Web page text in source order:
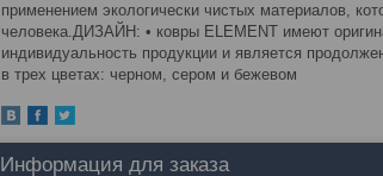
применением экологически чистых материалов,
человека.ДИЗАЙН: • ковры ELEMENT имеют
индивидуальность продукции и является
в трех цветах: черном, сером и бежевом
Информация для заказа